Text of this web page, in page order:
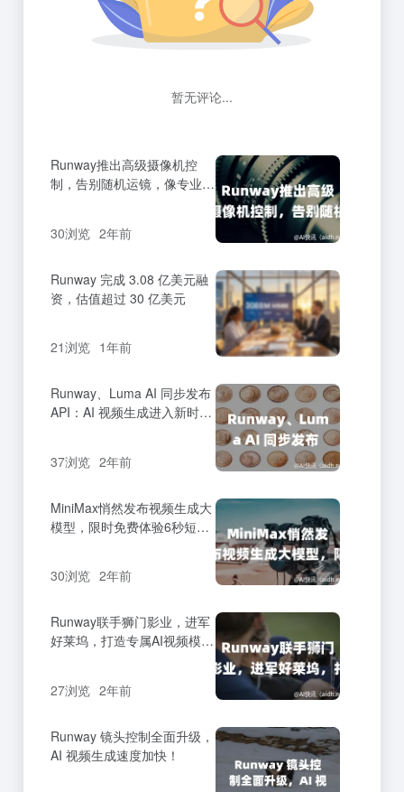
暂无评论...
Runway推出高级摄像机控
制，告别随机运镜，像专业导
30浏览 2年前
Runway 完成 3.08 亿美元融
资，估值超过 30 亿美元
21浏览 1年前
Runway、Luma AI 同步发布
API：AI 视频生成进入新时
37浏览 2年前
MiniMax悄然发布视频生成大
模型，限时免费体验6秒短片
30浏览 2年前
Runway联手狮门影业，进军
好莱坞，打造专属AI视频模
27浏览 2年前
Runway 镜头控制全面升级，
AI 视频生成速度加快！